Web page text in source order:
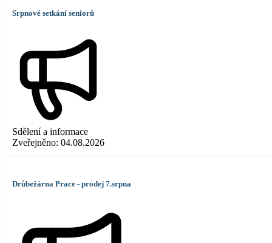
Srpnové setkání seniorů
Sdělení a informace
Zveřejněno: 04.08.2026
Drůbežárna Prace - prodej 7.srpna